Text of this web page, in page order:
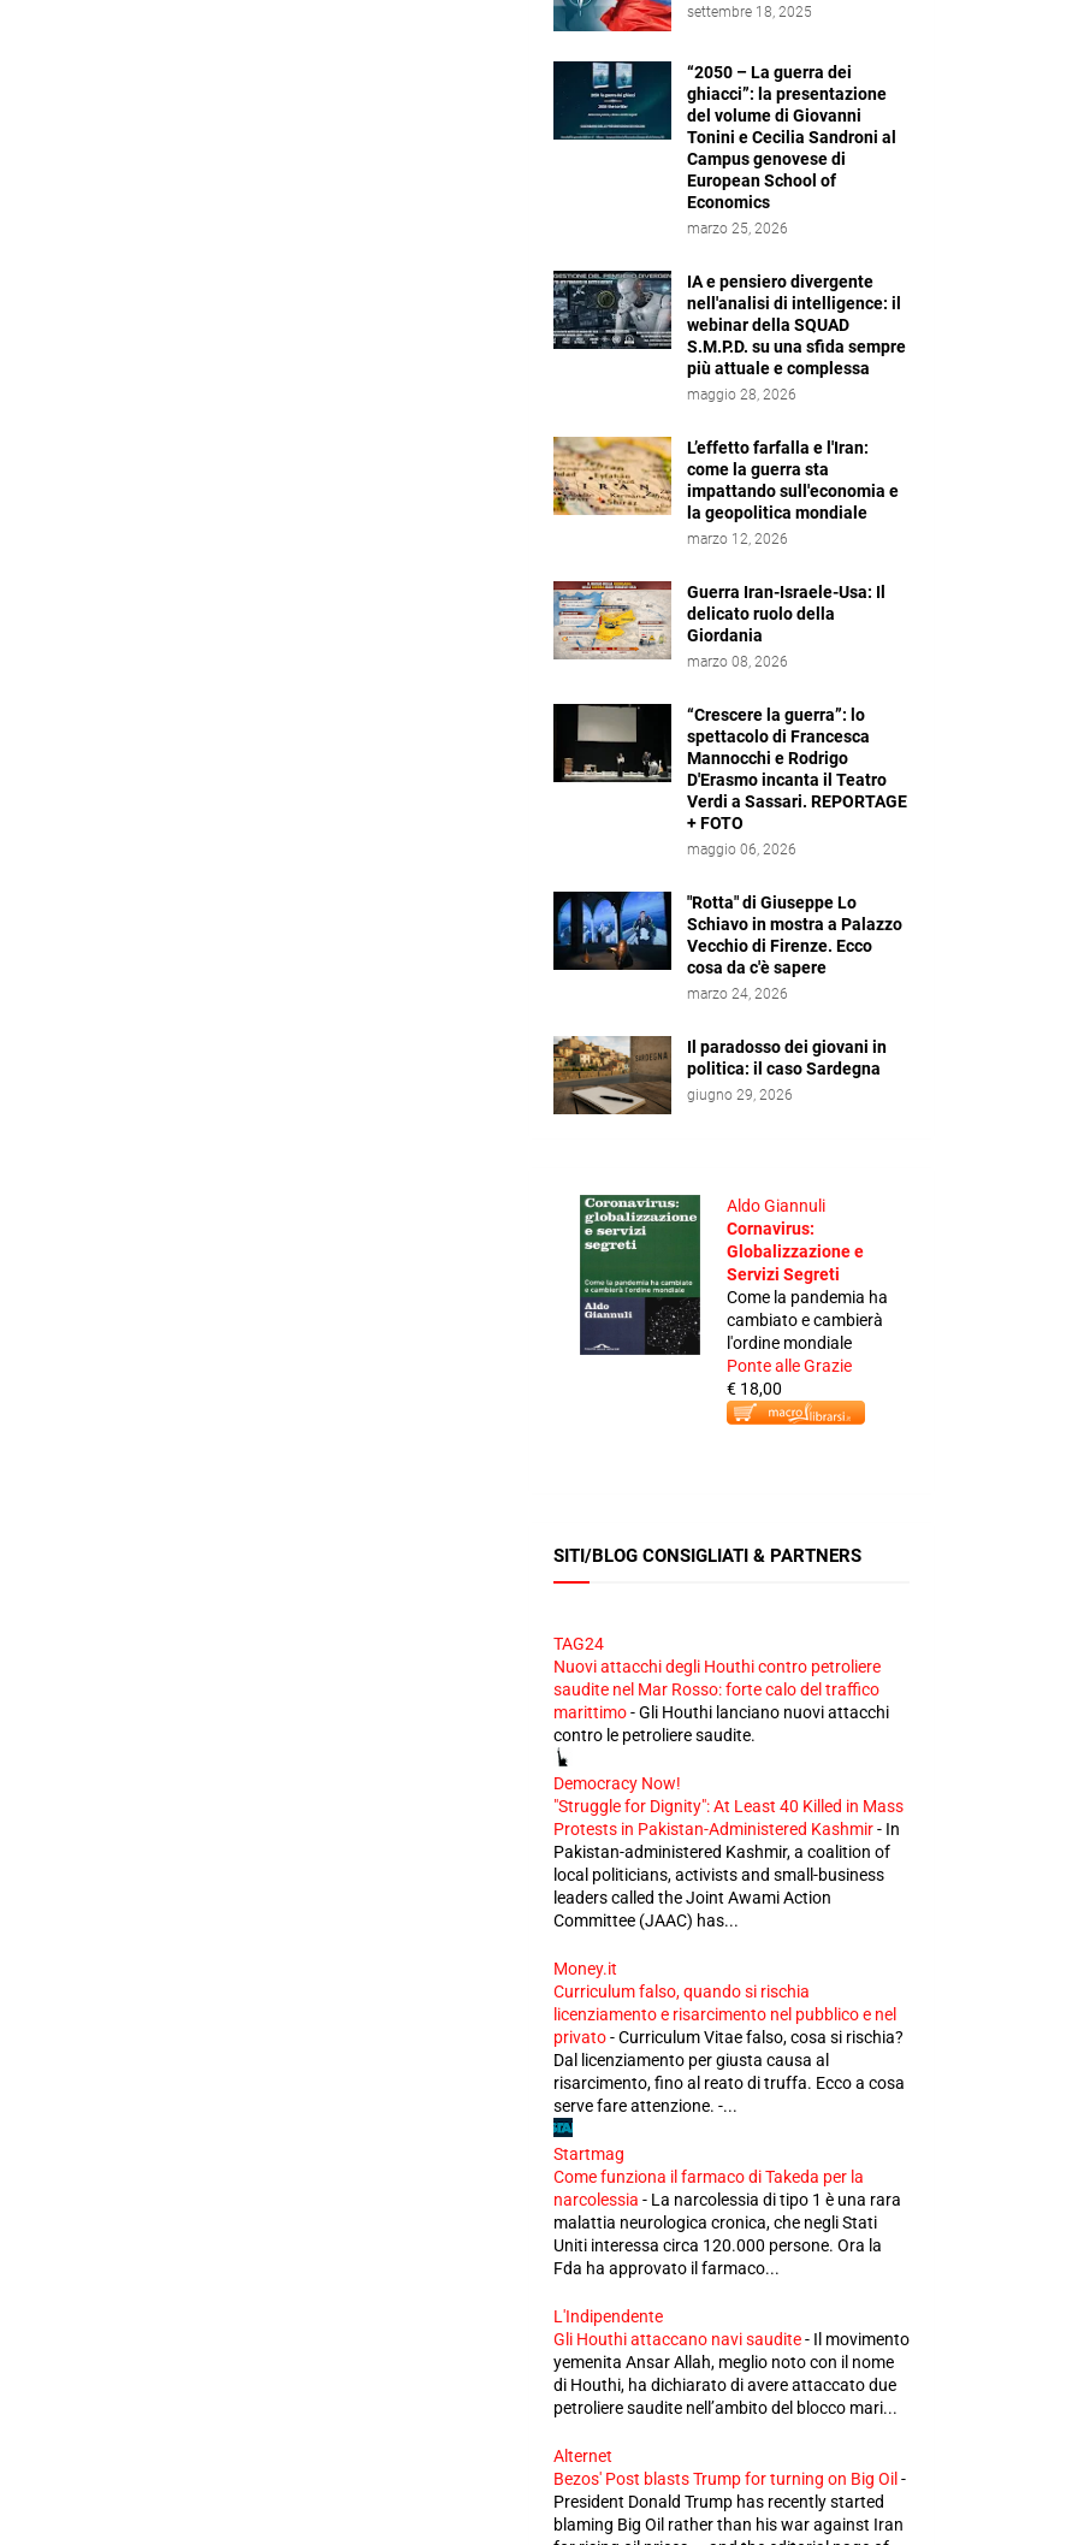
settembre 18, 2025
“2050 – La guerra dei
ghiacci”: la presentazione
del volume di Giovanni
Tonini e Cecilia Sandroni al
Campus genovese di
European School of
Economics
marzo 25, 2026
IA e pensiero divergente
nell'analisi di intelligence: il
webinar della SQUAD
S.M.P.D. su una sfida sempre
più attuale e complessa
maggio 28, 2026
L’effetto farfalla e l'Iran:
come la guerra sta
impattando sull'economia e
la geopolitica mondiale
marzo 12, 2026
Guerra Iran-Israele-Usa: Il
delicato ruolo della
Giordania
marzo 08, 2026
“Crescere la guerra”: lo
spettacolo di Francesca
Mannocchi e Rodrigo
D'Erasmo incanta il Teatro
Verdi a Sassari. REPORTAGE
+ FOTO
maggio 06, 2026
"Rotta" di Giuseppe Lo
Schiavo in mostra a Palazzo
Vecchio di Firenze. Ecco
cosa da c'è sapere
marzo 24, 2026
Il paradosso dei giovani in
politica: il caso Sardegna
giugno 29, 2026
Aldo Giannuli
Cornavirus:
Globalizzazione e
Servizi Segreti
Come la pandemia ha
cambiato e cambierà
l'ordine mondiale
Ponte alle Grazie
€ 18,00
SITI/BLOG CONSIGLIATI & PARTNERS
TAG24
Nuovi attacchi degli Houthi contro petroliere
saudite nel Mar Rosso: forte calo del traffico
marittimo-Gli Houthi lanciano nuovi attacchi
contro le petroliere saudite.
Democracy Now!
"Struggle for Dignity": At Least 40 Killed in Mass
Protests in Pakistan-Administered Kashmir- In
Pakistan-administered Kashmir, a coalition of
local politicians, activists and small-business
leaders called the Joint Awami Action
Committee (JAAC) has...
Money.it
Curriculum falso, quando si rischia
licenziamento e risarcimento nel pubblico e nel
privato-Curriculum Vitae falso, cosa si rischia?
Dal licenziamento per giusta causa al
risarcimento, fino al reato di truffa. Ecco a cosa
serve fare attenzione. -...
Startmag
Come funziona il farmaco di Takeda per la
narcolessia - La narcolessia di tipo 1 è una rara
malattia neurologica cronica, che negli Stati
Uniti interessa circa 120.000 persone. Ora la
Fda ha approvato il farmaco...
L'Indipendente
Gli Houthi attaccano navi saudite- Il movimento
yemenita Ansar Allah, meglio noto con il nome
di Houthi, ha dichiarato di avere attaccato due
petroliere saudite nell’ambito del blocco mari...
Alternet
Bezos' Post blasts Trump for turning on Big Oil -
President Donald Trump has recently started
blaming Big Oil rather than his war against Iran